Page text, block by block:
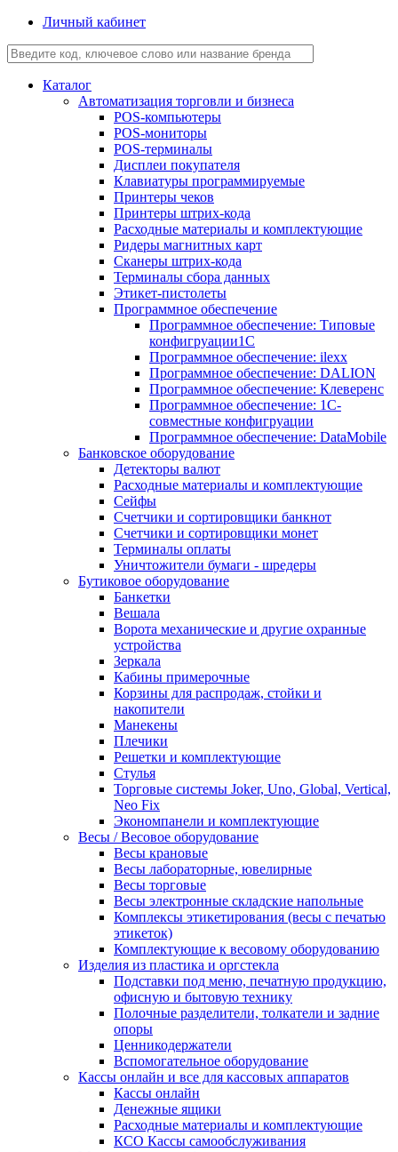
Личный кабинет
Каталог
Автоматизация торговли и бизнеса
POS-компьютеры
POS-мониторы
POS-терминалы
Дисплеи покупателя
Клавиатуры программируемые
Принтеры чеков
Принтеры штрих-кода
Расходные материалы и комплектующие
Ридеры магнитных карт
Сканеры штрих-кода
Терминалы сбора данных
Этикет-пистолеты
Программное обеспечение
Программное обеспечение: Типовые
конфигруации1С
Программное обеспечение: ilexx
Программное обеспечение: DALION
Программное обеспечение: Клеверенс
Программное обеспечение: 1С-
совместные конфигруации
Программное обеспечение: DataMobile
Банковское оборудование
Детекторы валют
Расходные материалы и комплектующие
Сейфы
Счетчики и сортировщики банкнот
Счетчики и сортировщики монет
Терминалы оплаты
Уничтожители бумаги - шредеры
Бутиковое оборудование
Банкетки
Вешала
Ворота механические и другие охранные
устройства
Зеркала
Кабины примерочные
Корзины для распродаж, стойки и
накопители
Манекены
Плечики
Решетки и комплектующие
Стулья
Торговые системы Joker, Uno, Global, Vertical,
Neo Fix
Экономпанели и комплектующие
Весы / Весовое оборудование
Весы крановые
Весы лабораторные, ювелирные
Весы торговые
Весы электронные складские напольные
Комплексы этикетирования (весы с печатью
этикеток)
Комплектующие к весовому оборудованию
Изделия из пластика и оргстекла
Подставки под меню, печатную продукцию,
офисную и бытовую технику
Полочные разделители, толкатели и задние
опоры
Ценникодержатели
Вспомогательное оборудование
Кассы онлайн и все для кассовых аппаратов
Кассы онлайн
Денежные ящики
Расходные материалы и комплектующие
КСО Кассы самообслуживания